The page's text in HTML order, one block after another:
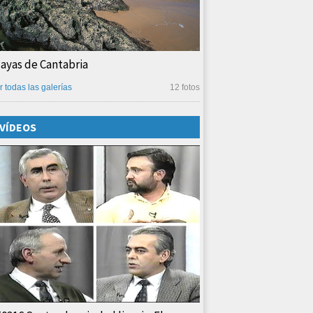
de Cantabria
12 fotos
todas las galerías
VÍDEOS